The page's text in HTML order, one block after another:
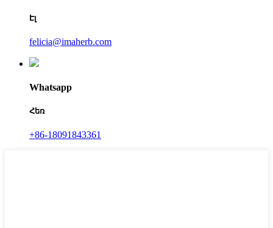
Էլ
felicia@imaherb.com
Whatsapp
Հեռ
+86-18091843361